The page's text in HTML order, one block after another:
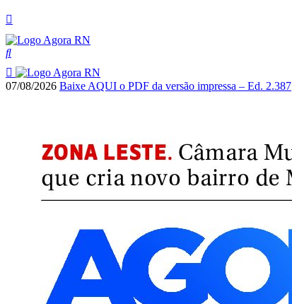
07/08/2026 Baixe AQUI o PDF da versão impressa – Ed. 2.387